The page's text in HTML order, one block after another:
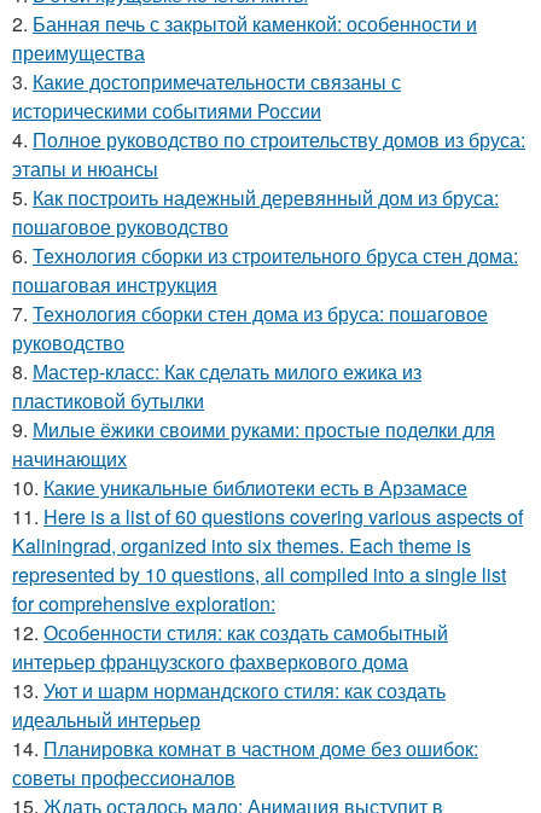
2. Банная печь с закрытой каменкой: особенности и
преимущества
3. Какие достопримечательности связаны с
историческими событиями России
4. Полное руководство по строительству домов из бруса:
этапы и нюансы
5. Как построить надежный деревянный дом из бруса:
пошаговое руководство
6. Технология сборки из строительного бруса стен дома:
пошаговая инструкция
7. Технология сборки стен дома из бруса: пошаговое
руководство
8. Мастер-класс: Как сделать милого ежика из
пластиковой бутылки
9. Милые ёжики своими руками: простые поделки для
начинающих
10. Какие уникальные библиотеки есть в Арзамасе
11. Here is a list of 60 questions covering various aspects of
Kaliningrad, organized into six themes. Each theme is
represented by 10 questions, all compiled into a single list
for comprehensive exploration:
12. Особенности стиля: как создать самобытный
интерьер французского фахверкового дома
13. Уют и шарм нормандского стиля: как создать
идеальный интерьер
14. Планировка комнат в частном доме без ошибок:
советы профессионалов
15. Ждать осталось мало: Анимация выступит в